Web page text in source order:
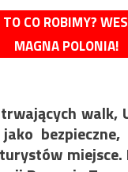
CO ROBIMY?
MAGNA POLONIA!
walk,
bezpieczne,
miejsce.